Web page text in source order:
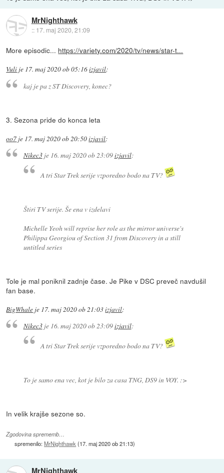
MrNighthawk
:: 17. maj 2020, 21:09
More episodic... https://variety.com/2020/tv/news/star-t...
Vuli je 17. maj 2020 ob 05:16izjavil:
kaj je pa z ST Discovery, konec?
3. Sezona pride do konca leta
oo7 je 17. maj 2020 ob 20:50izjavil:
Nikec3je 16. maj 2020 ob 23:09izjavil:
A tri Star Trek serije vzporedno bodo na TV?
Štiri TV serije. Še ena v izdelavi
Michelle Yeoh will reprise her role as the mirror universe's
Philippa Georgiou of Section 31 from Discovery in a still
untitled series
Tole je mal poniknil zadnje čase. Je Pike v DSC preveč navdušil
fan base.
BigWhale je 17. maj 2020 ob 21:03izjavil:
Nikec3je 16. maj 2020 ob 23:09izjavil:
A tri Star Trek serije vzporedno bodo na TV?
To je samo ena vec, kot je bilo za casa TNG, DS9 in VOY. :>
In velik krajše sezone so.
Zgodovina sprememb…
spremenilo:MrNighthawk (17. maj 2020 ob 21:13)
MrNighthawk